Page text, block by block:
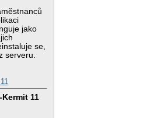
jako
se,
serveru.
Kermit 11